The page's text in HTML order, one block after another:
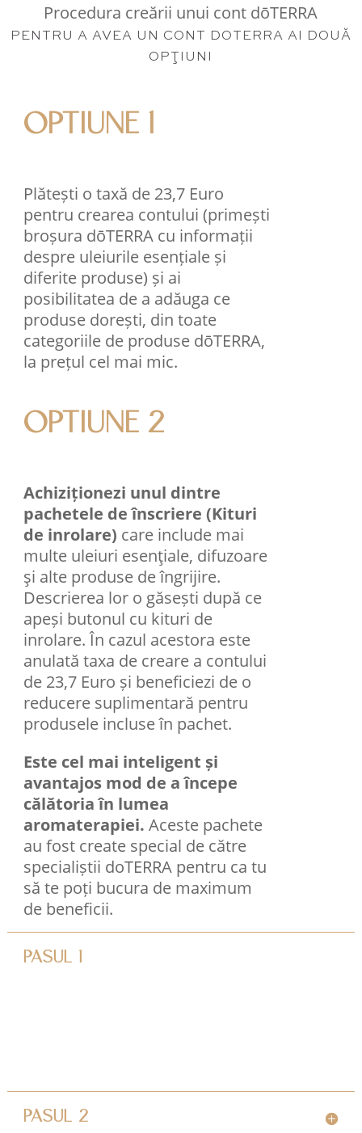
Procedura creării unui cont dōTERRA
PENTRU A AVEA UN CONT DOTERRA AI DOUĂ
OPŢIUNI
OPTIUNE 1
Plătești o taxă de 23,7 Euro
pentru crearea contului (primești
broșura dōTERRA cu informații
despre uleiurile esențiale și
diferite produse) și ai
posibilitatea de a adăuga ce
produse dorești, din toate
categoriile de produse dōTERRA,
la prețul cel mai mic.
OPTIUNE 2
Achiziționezi unul dintre
pachetele de înscriere (Kituri
de inrolare) care include mai
multe uleiuri esenţiale, difuzoare
şi alte produse de îngrijire.
Descrierea lor o găsești după ce
apeși butonul cu kituri de
inrolare. În cazul acestora este
anulată taxa de creare a contului
de 23,7 Euro și beneficiezi de o
reducere suplimentară pentru
produsele incluse în pachet.
Este cel mai inteligent și
avantajos mod de a începe
călătoria în lumea
aromaterapiei. Aceste pachete
au fost create special de către
specialiștii doTERRA pentru ca tu
să te poți bucura de maximum
de beneficii.
PASUL 1
PASUL 2